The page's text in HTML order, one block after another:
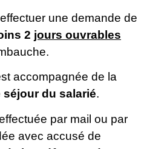
une demande de
2 jours ouvrables
accompagnée de la
du salarié.
par mail ou par
avec accusé de